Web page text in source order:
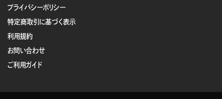
プライバシーポリシー
特定商取引に基づく表示
利用規約
お問い合わせ
ご利用ガイド